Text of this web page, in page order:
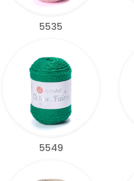
5535
5549